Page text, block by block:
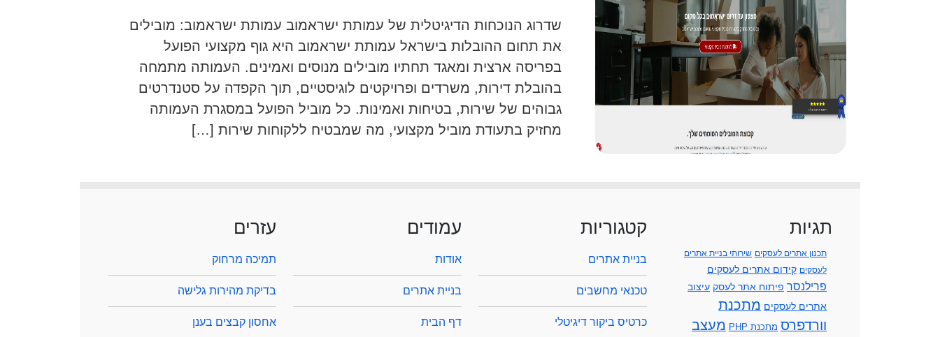
שדרוג הנוכחות הדיגיטלית של עמותת ישראמוב עמותת ישראמוב: מובילים
את תחום ההובלות בישראל עמותת ישראמוב היא גוף מקצועי הפועל
בפריסה ארצית ומאגד תחתיו מובילים מנוסים ואמינים. העמותה מתמחה
בהובלת דירות, משרדים ופרויקטים לוגיסטיים, תוך הקפדה על סטנדרטים
גבוהים של שירות, בטיחות ואמינות. כל מוביל הפועל במסגרת העמותה
מחזיק בתעודת מוביל מקצועי, מה שמבטיח ללקוחות שירות […]
תגיות
תכנון אתרים לעסקים שירותי בניית אתרים
לעסקים קידום אתרים לעסקים
פרילנסר פיתוח אתר לעסק עיצוב
אתרים לעסקים מתכנת
וורדפרס מתכנת PHP
מעצב
קטגוריות
בניית אתרים
טכנאי מחשבים
כרטיס ביקור דיגיטלי
עמודים
אודות
בניית אתרים
דף הבית
עזרים
תמיכה מרחוק
בדיקת מהירות גלישה
אחסון קבצים בענן